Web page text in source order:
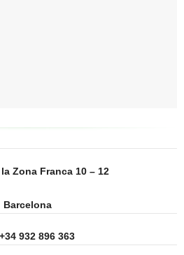
Zona Franca 10 – 12
Barcelona
932 896 363